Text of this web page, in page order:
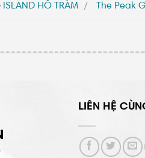
ISLAND HỒ TRÀM The Peak
LIÊN HỆ